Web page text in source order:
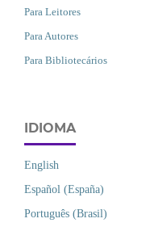
Para Leitores
Para Autores
Para Bibliotecários
IDIOMA
English
Español (España)
Português (Brasil)